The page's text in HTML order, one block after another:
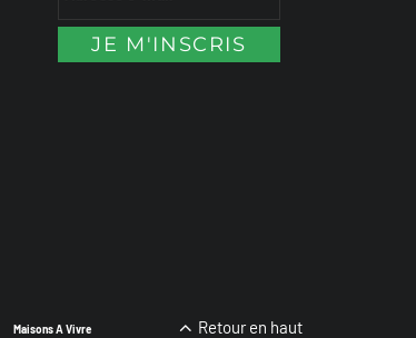
Maisons A Vivre Retour en haut